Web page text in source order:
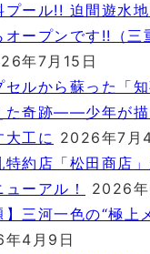
プール!! 迫間遊水
オープンです!!（
年7月15日
セルから蘇った「
た奇跡――少年が描
大工に 2026年7月
特約店「松田商店
ーアル！
2026年
】三河一色の“極上
4月9日